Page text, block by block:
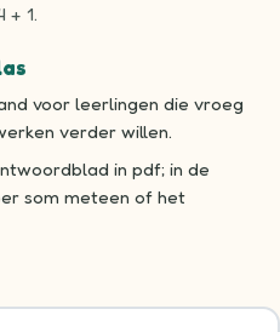
+ 1.
voor leerlingen die vroeg
verder willen.
in pdf; in de
som meteen of het